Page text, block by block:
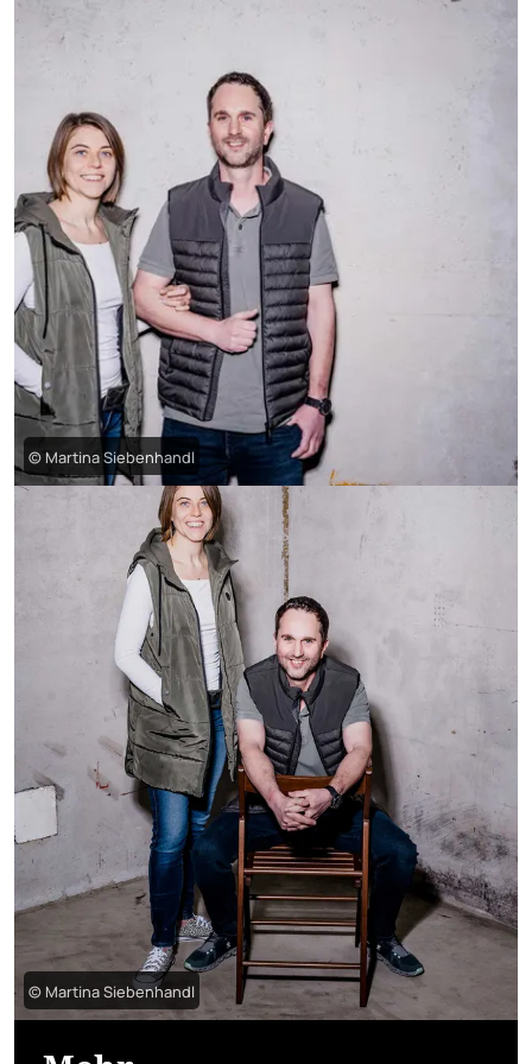
© Martina Siebenhandl
© Martina Siebenhandl